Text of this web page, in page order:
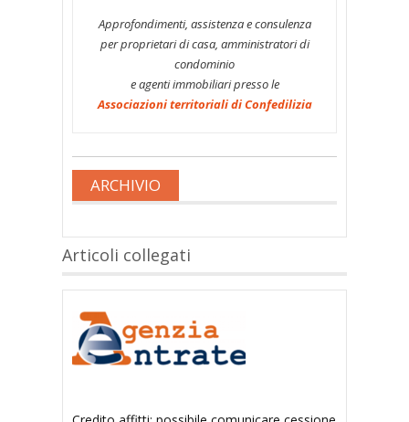
Approfondimenti, assistenza e consulenza
per proprietari di casa, amministratori di
condominio
e agenti immobiliari presso le
Associazioni territoriali di Confedilizia
ARCHIVIO
Articoli collegati